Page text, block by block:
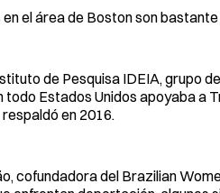
el área de Boston son
de Pesquisa IDEIA, grupo
todo Estados Unidos apoyaba a
en 2016.
cofundadora del Brazilian